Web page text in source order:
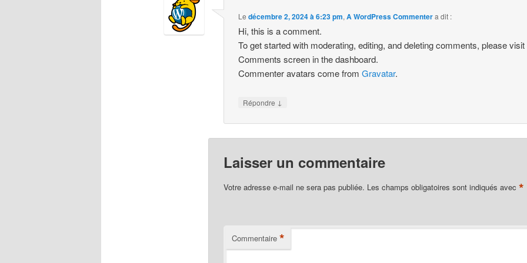
Ledécembre 2, 2024 à 6:23 pm,A WordPress Commentera dit :
Hi, this is a comment.
To get started with moderating, editing, and deleting comments, please visit
Comments screen in the dashboard.
Commenter avatars come fromGravatar.
Répondre ↓
Laisser un commentaire
Votre adresse e-mail ne sera pas publiée. Les champs obligatoires sont indiqués avec *
Commentaire *